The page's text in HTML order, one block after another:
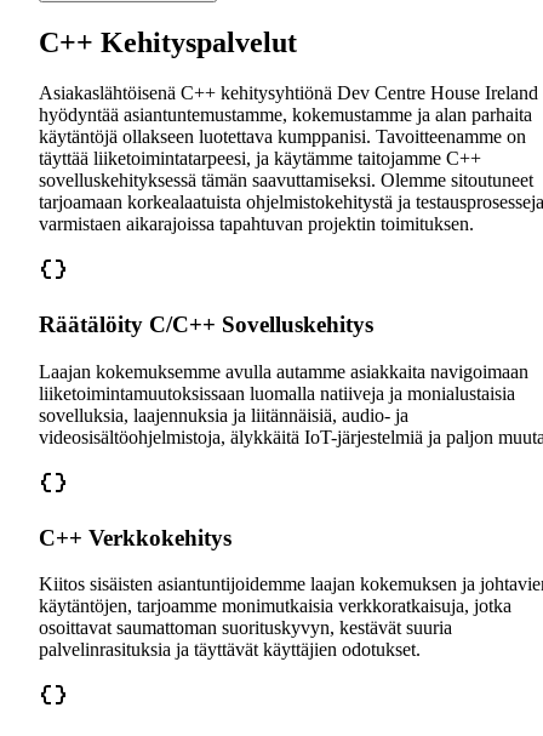
C++ Kehityspalvelut
Asiakaslähtöisenä C++ kehitysyhtiönä Dev Centre House Ireland
hyödyntää asiantuntemustamme, kokemustamme ja alan parhaita
käytäntöjä ollakseen luotettava kumppanisi. Tavoitteenamme on
täyttää liiketoimintatarpeesi, ja käytämme taitojamme C++
sovelluskehityksessä tämän saavuttamiseksi. Olemme sitoutuneet
tarjoamaan korkealaatuista ohjelmistokehitystä ja
varmistaen aikarajoissa tapahtuvan projektin toimituksen.
Räätälöity C/C++ Sovelluskehitys
Laajan kokemuksemme avulla autamme asiakkaita navigoimaan
liiketoimintamuutoksissaan luomalla natiiveja ja monialustaisia
sovelluksia, laajennuksia ja liitännäisiä, audio- ja
videosisältöohjelmistoja, älykkäitä IoT-järjestelmiä ja paljon
C++ Verkkokehitys
Kiitos sisäisten asiantuntijoidemme laajan kokemuksen ja
käytäntöjen, tarjoamme monimutkaisia verkkoratkaisuja, jotka
osoittavat saumattoman suorituskyvyn, kestävät suuria
palvelinrasituksia ja täyttävät käyttäjien odotukset.